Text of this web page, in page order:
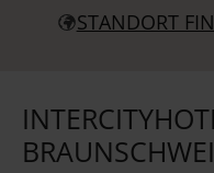
STANDORT